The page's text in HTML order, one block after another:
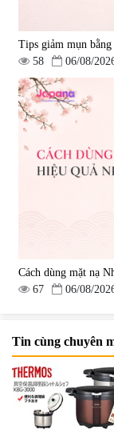
Tips giảm mụn bằng
58
06/08/
Cách dùng mặt nạ
67
06/08/
Tin cùng chuyên